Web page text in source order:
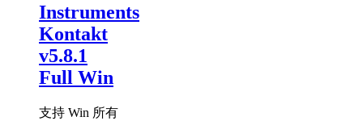
Instruments
Kontakt
v5.8.1
Full Win
支持 Win 所有